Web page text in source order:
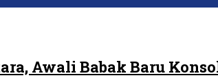
Awali Babak Baru